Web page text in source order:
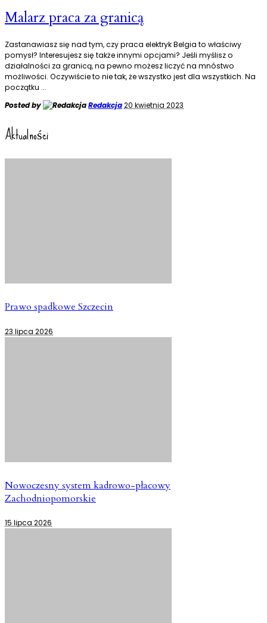
Malarz praca za granicą
Zastanawiasz się nad tym, czy praca elektryk Belgia to właściwy
pomysł? Interesujesz się także innymi opcjami? Jeśli myślisz o
działalności za granicą, na pewno możesz liczyć na mnóstwo
możliwości. Oczywiście to nie tak, że wszystko jest dla wszystkich. Na
początku ...
Posted by
Redakcja20 kwietnia 2023
Aktualności
Prawo spadkowe Szczecin
23 lipca 2026
Nowoczesny system kadrowo-płacowy
Zachodniopomorskie
15 lipca 2026